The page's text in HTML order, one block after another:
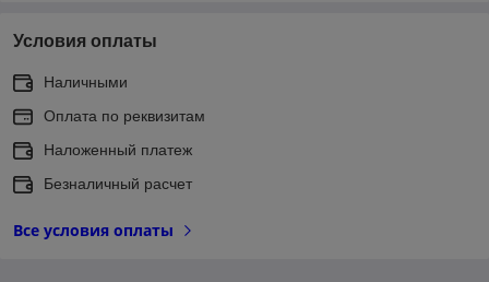
Условия оплаты
Наличными
Оплата по реквизитам
Наложенный платеж
Безналичный расчет
Все условия оплаты